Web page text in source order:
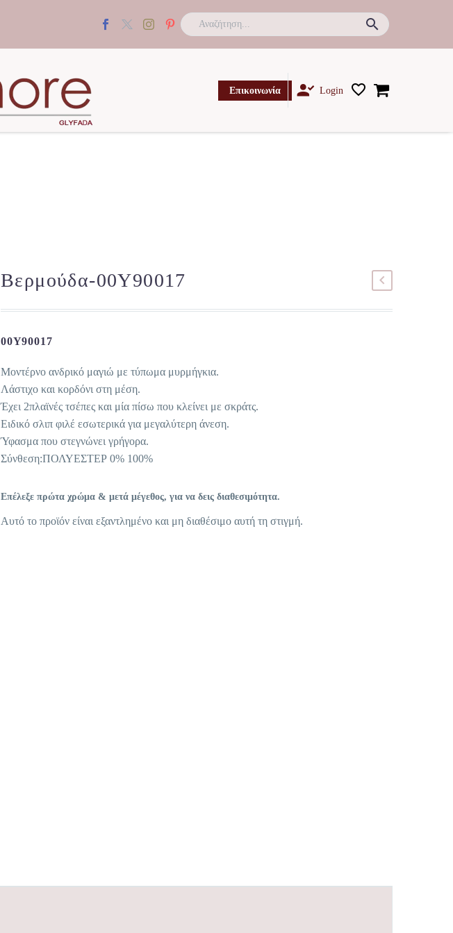
Επικοινωνία  Login
Βερμούδα-00Y90017
00Y90017
Μοντέρνο ανδρικό μαγιώ με τύπωμα μυρμήγκια.
Λάστιχο και κορδόνι στη μέση.
Έχει 2πλαϊνές τσέπες και μία πίσω που κλείνει με σκράτς.
Ειδικό σλιπ φιλέ εσωτερικά για μεγαλύτερη άνεση.
Ύφασμα που στεγνώνει γρήγορα.
Σύνθεση:ΠΟΛΥΕΣΤΕΡ 0% 100%
Επέλεξε πρώτα χρώμα & μετά μέγεθος, για να δεις διαθεσιμότητα.
Αυτό το προϊόν είναι εξαντλημένο και μη διαθέσιμο αυτή τη στιγμή.